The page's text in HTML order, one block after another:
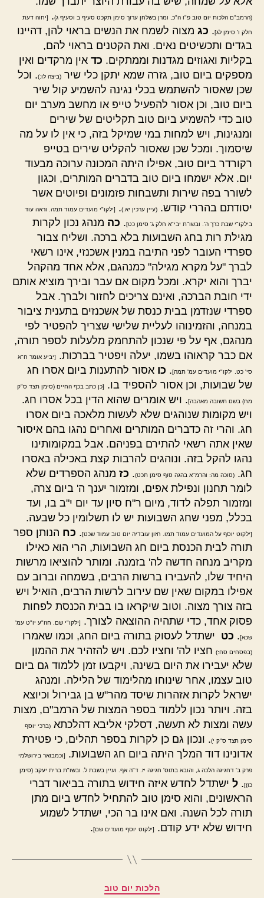
(הרמב"ם הלכות יום טוב פ"ו ה"כ, ומרן בשלחן ערוך סימן תקכט סעיף ב וסעיף ג). [יחוה דעת
חלק ו' סימן לג]. כג מצוה לשמח את הנשים בראוי להן, דהיינו
בגדים ותכשיטים נאים. ואת הקטנים בראוי להם,
בקליות ואגוזים מגדנות וממתקים. כד אין מרקדים ואין
מספקים ביום טוב, גזרה שמא יתקן כלי שיר (ביצה לו:). וכל
שכן שאסור להשתמש בכלי נגינה להשמיע קול שיר
ביום טוב, וכן אסור להפעיל טייפ או מחשב מערב יום
טוב כדי להשמיע ביום טוב תקליטים של שירים
ומנגינות, ויש למחות במי שמיקל בזה, כי אין לו על מה
שיסמוך. ומכל שכן שאסור להקליט שירים בטייפ
רקורדר ביום טוב, אפילו היתה המכונה ערוכה מבעוד
יום. אלא ישמחו ביום טוב בדברים המותרים, וכגון
לשורר בפה שירות ותשבחות פזמונים ופיוטים אשר
יסודתם בהררי קודש. (עיין ערכין יא.). [ילקו"י מועדים עמוד תמה. וראה עוד
בילקו"י שבת כרך ה'. ובשו"ת יבי"א חלק ג' סימן כט]. כה מנהג נכון לקרות
מגילת רות בחג השבועות בלא ברכה. ושליח צבור
ספרדי העובר לפני התיבה במנין אשכנזי, אינו רשאי
לברך "על מקרא מגילה" כמנהגם, אלא אחד מהקהל
יברך והוא יקרא. ומכל מקום אם עבר ובירך מוציא אותם
ידי חובת הברכה, ואינם צריכים לחזור ולברך. אבל
ספרדי שנזדמן בבית כנסת של אשכנזים בתענית ציבור
במנחה, והזמינוהו לעליית שלישי שצריך להפטיר לפי
מנהגם, אף על פי שנכון להתחמק מלעלות לספר תורה,
אם כבר קראוהו בשמו, יעלה ויפטיר בברכות.
[יביע אומר ח"א
סי' כט. ילקו"י מועדים עמ' תמה]. כו אסור להתענות ביום אסרו חג
של שבועות, וכן אסור להספיד בו.
[כן כתב בכף החיים (סימן תצד ס"ק
מח) בשם תשובה מאהבה]. ויש אומרים שהוא הדין בכל אסרו חג.
ויש מקומות שנוהגים שלא לעשות מלאכה ביום אסרו
חג. והרי זה כדברים המותרים ואחרים נהגו בהם איסור
שאין אתה רשאי להתירם בפניהם. אבל במקומותינו
נהגו להקל בזה. ונוהגים להרבות קצת באכילה באסרו
חג. (סוכה מה: והרמ"א בהגה סוף סימן תכט). כז מנהג הספרדים שלא
לומר תחנון ונפילת אפים, ומזמור יענך ה' ביום צרה,
ומזמור תפלה לדוד, מיום ר"ח סיון עד יום י"ב בו, ועד
בכלל, מפני שחג השבועות יש לו תשלומין כל שבעה.
[ילקוט יוסף על המועדים עמוד תמו. חזון עובדיה יום טוב עמוד שכט]. כח הנותן ספר
תורה לבית הכנסת ביום חג השבועות, הרי הוא כאילו
מקריב מנחה חדשה לה' בזמנה. ומותר להוציאו מרשות
היחיד שלו, להעבירו ברשות הרבים, בשמחה וברוב עם
אפילו במקום שאין שם עירוב לרשות הרבים, הואיל ויש
בזה צורך מצוה. וטוב שיקראו בו בבית הכנסת לפחות
פסוק אחד, כדי שתהיה ההוצאה לצורך.
[ילקו"י שם. חזו"ע יו"ט עמ'
שכא]. כט ישתדל לעסוק בתורה ביום החג, וכמו שאמרו
(בפסחים סח:) חציו לה' וחציו לכם. ויש להזהיר את ההמון
שלא יעבירו את היום בשינה, ויקבעו זמן ללמוד גם ביום
טוב עצמו, אחר שינוחו מהלימוד של הלילה. ומנהג
ישראל לקרות אזהרות שיסד מהר"ש בן גבירול וכיוצא
בזה. ויותר נכון ללמוד בספר המצות של הרמב"ם, מצות
עשה ומצות לא תעשה, דסלקי אליבא דהלכתא (ברכי יוסף
סימן תצד ס"ק י). ונכון גם כן לקרות בספר תהלים, כי פטירת
אדונינו דוד המלך היתה ביום חג השבועות.
[וכמבואר בירושלמי
פרק ב' דחגיגה הלכה ג, והובא בתוס' חגיגה יז. ד"ה אף. ועיין בשבת ל. ובשו"ת ברית יעקב (סימן
כו)]. ל ישתדל לחדש איזה חידוש בתורה בביאור דברי
הראשונים, והוא סימן טוב להתחיל לחדש ביום מתן
תורה לכל השנה. ואם אינו בר הכי, ישתדל לשמוע
חידוש שלא ידע קודם.
[ילקוט יוסף מועדים שם].
קטגוריות
הלכות יום טוב